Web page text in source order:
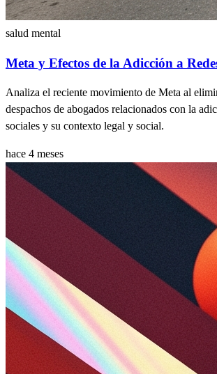
salud mental
Meta y Efectos de la Adicción a
Analiza el reciente movimiento de Meta al
despachos de abogados relacionados con la
sociales y su contexto legal y social.
hace 4 meses